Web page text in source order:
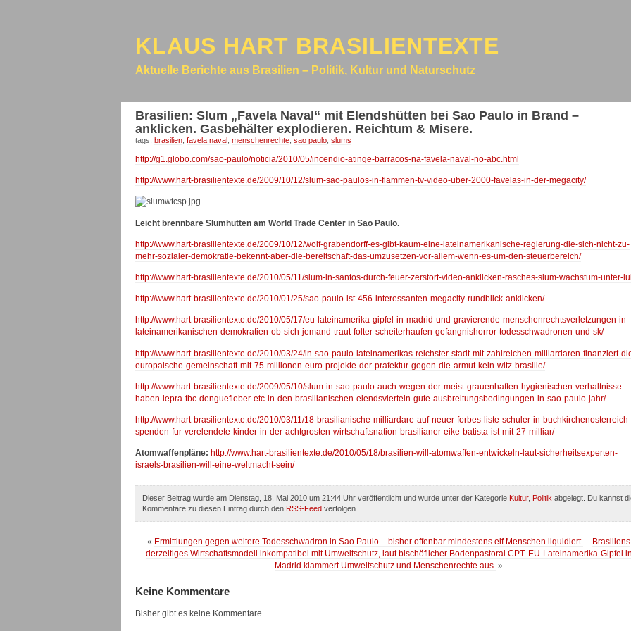
KLAUS HART BRASILIENTEXTE
Aktuelle Berichte aus Brasilien – Politik, Kultur und Naturschutz
Brasilien: Slum „Favela Naval“ mit Elendshütten bei Sao Paulo in Brand –
anklicken. Gasbehälter explodieren. Reichtum & Misere.
tags: brasilien favela naval menschenrechte sao paulo slums
http://g1.globo.com/sao-paulo/noticia/2010/05/incendio-atinge-barracos-na-favela-naval-no-abc.html
http://www.hart-brasilientexte.de/2009/10/12/slum-sao-paulos-in-flammen-tv-video-uber-2000-favelas-in-der-megacity/
Leicht brennbare Slumhütten am World Trade Center in Sao Paulo.
http://www.hart-brasilientexte.de/2009/10/12/wolf-grabendorff-es-gibt-kaum-eine-lateinamerikanische-regierung-die-sich-nicht-zu-
mehr-sozialer-demokratie-bekennt-aber-die-bereitschaft-das-umzusetzen-vor-allem-wenn-es-um-den-steuerbereich/
http://www.hart-brasilientexte.de/2010/05/11/slum-in-santos-durch-feuer-zerstort-video-anklicken-rasches-slum-wachstum-unter-
http://www.hart-brasilientexte.de/2010/01/25/sao-paulo-ist-456-interessanten-megacity-rundblick-anklicken/
http://www.hart-brasilientexte.de/2010/05/17/eu-lateinamerika-gipfel-in-madrid-und-gravierende-menschenrechtsverletzungen-in-
lateinamerikanischen-demokratien-ob-sich-jemand-traut-folter-scheiterhaufen-gefangnishorror-todesschwadronen-und-sk/
http://www.hart-brasilientexte.de/2010/03/24/in-sao-paulo-lateinamerikas-reichster-stadt-mit-zahlreichen-milliardaren-finanziert-
europaische-gemeinschaft-mit-75-millionen-euro-projekte-der-prafektur-gegen-die-armut-kein-witz-brasilie/
http://www.hart-brasilientexte.de/2009/05/10/slum-in-sao-paulo-auch-wegen-der-meist-grauenhaften-hygienischen-verhaltnisse-
haben-lepra-tbc-denguefieber-etc-in-den-brasilianischen-elendsvierteln-gute-ausbreitungsbedingungen-in-sao-paulo-jahr/
http://www.hart-brasilientexte.de/2010/03/11/18-brasilianische-milliardare-auf-neuer-forbes-liste-schuler-in-buchkirchenosterreich-
spenden-fur-verelendete-kinder-in-der-achtgrosten-wirtschaftsnation-brasilianer-eike-batista-ist-mit-27-milliar/
Atomwaffenpläne: http://www.hart-brasilientexte.de/2010/05/18/brasilien-will-atomwaffen-entwickeln-laut-sicherheitsexperten-
israels-brasilien-will-eine-weltmacht-sein/
Dieser Beitrag wurde am Dienstag, 18. Mai 2010 um 21:44 Uhr veröffentlicht und wurde unter der Kategorie Kultur, Politik abgelegt. Du kannst
Kommentare zu diesen Eintrag durch den RSS-Feed verfolgen.
« Ermittlungen gegen weitere Todesschwadron in Sao Paulo – bisher offenbar mindestens elf Menschen liquidiert. – Brasiliens
derzeitiges Wirtschaftsmodell inkompatibel mit Umweltschutz, laut bischöflicher Bodenpastoral CPT. EU-Lateinamerika-Gipfel in
Madrid klammert Umweltschutz und Menschenrechte aus. »
Keine Kommentare
Bisher gibt es keine Kommentare.